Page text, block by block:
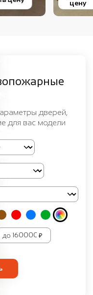
цену
дверей,
для вас модели
до ₽